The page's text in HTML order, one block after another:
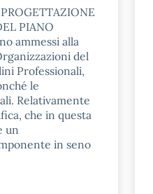
PIANO
ammessi alla
del
Professionali,
le
Relativamente
che in questa
un
in seno